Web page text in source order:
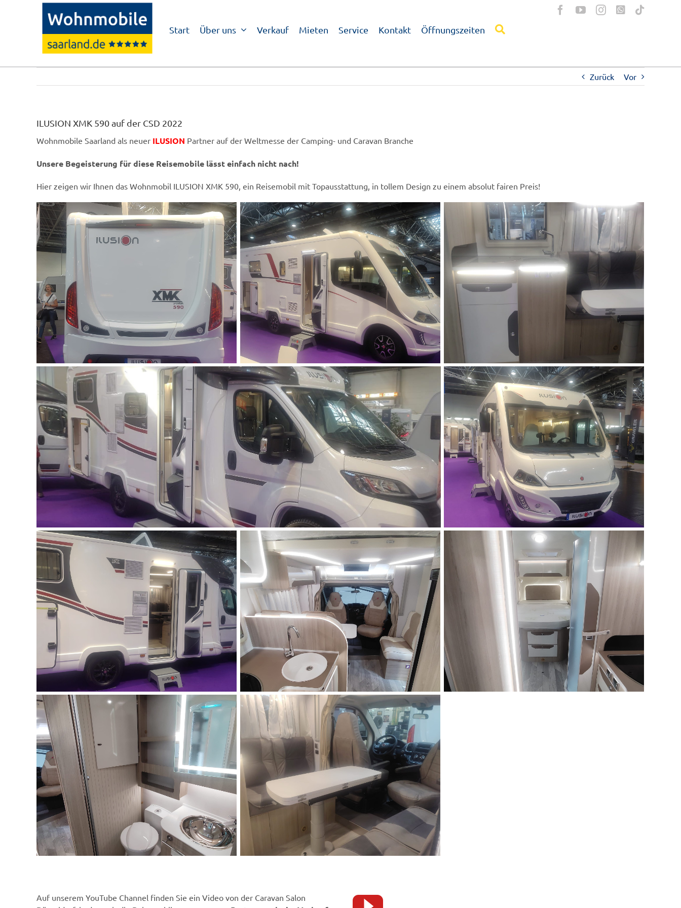
Start Über uns Verkauf Mieten Service Kontakt Öffnungszeiten
Zurück Vor
ILUSION XMK 590 auf der CSD 2022
Wohnmobile Saarland als neuer ILUSION Partner auf der Weltmesse der Camping- und Caravan Branche
Unsere Begeisterung für diese Reisemobile lässt einfach nicht nach!
Hier zeigen wir Ihnen das Wohnmobil ILUSION XMK 590, ein Reisemobil mit Topausstattung, in tollem Design zu einem absolut fairen Preis!
Auf unserem YouTube Channel finden Sie ein Video von der Caravan Salon